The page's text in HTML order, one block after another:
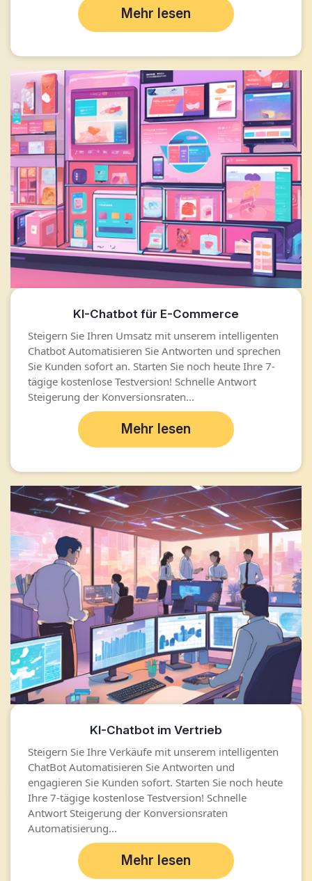
Mehr lesen
KI-Chatbot für E-Commerce
Steigern Sie Ihren Umsatz mit unserem intelligenten
Chatbot Automatisieren Sie Antworten und sprechen
Sie Kunden sofort an. Starten Sie noch heute Ihre 7-
tägige kostenlose Testversion! Schnelle Antwort
Steigerung der Konversionsraten...
Mehr lesen
KI-Chatbot im Vertrieb
Steigern Sie Ihre Verkäufe mit unserem intelligenten
ChatBot Automatisieren Sie Antworten und
engagieren Sie Kunden sofort. Starten Sie noch heute
Ihre 7-tägige kostenlose Testversion! Schnelle
Antwort Steigerung der Konversionsraten
Automatisierung...
Mehr lesen